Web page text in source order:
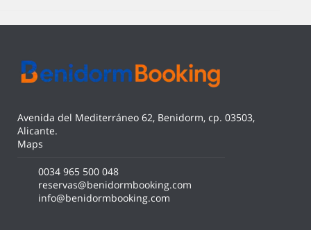
Avenida del Mediterráneo 62, Benidorm, cp. 03503,
Alicante.
Maps
0034 965 500 048
reservas@benidormbooking.com
info@benidormbooking.com